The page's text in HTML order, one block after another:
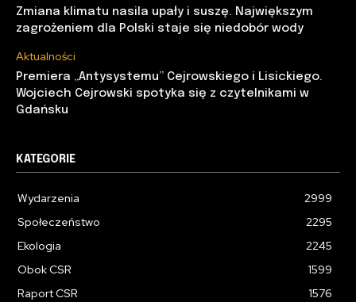
Zmiana klimatu nasila upały i suszę. Największym
zagrożeniem dla Polski staje się niedobór wody
Aktualności
Premiera „Antysystemu” Cejrowskiego i Lisickiego.
Wojciech Cejrowski spotyka się z czytelnikami w
Gdańsku
KATEGORIE
Wydarzenia
2999
Społeczeństwo
2295
Ekologia
2245
Obok CSR
1599
Raport CSR
1576